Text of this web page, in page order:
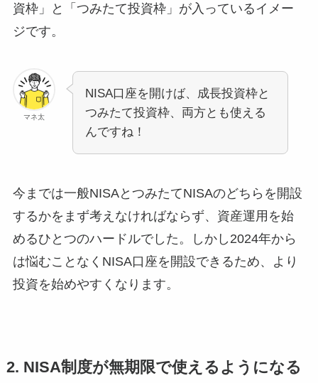
資枠」と「つみたて投資枠」が入っているイメー
ジです。
マネ太
NISA口座を開けば、成長投資枠と
つみたて投資枠、両方とも使える
んですね！
今までは一般NISAとつみたてNISAのどちらを開設
するかをまず考えなければならず、資産運用を始
めるひとつのハードルでした。しかし2024年から
は悩むことなくNISA口座を開設できるため、より
投資を始めやすくなります。
2. NISA制度が無期限で使えるようになる